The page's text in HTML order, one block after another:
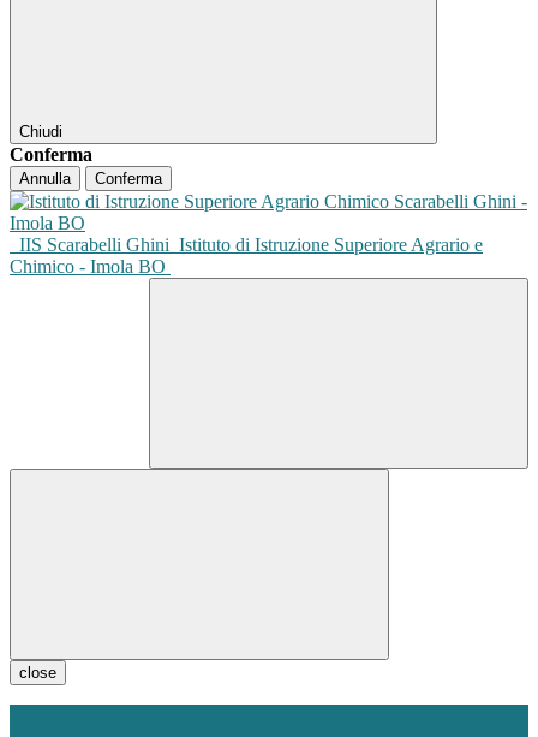
Chiudi
Conferma
Annulla Conferma
IIS Scarabelli Ghini Istituto di Istruzione Superiore Agrario e
Chimico - Imola BO
close